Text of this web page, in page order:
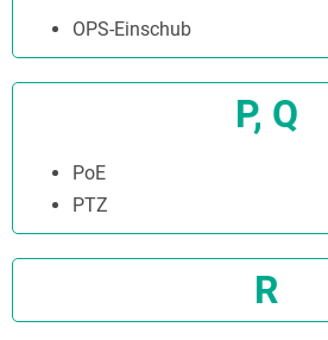
OPS-Einschub
P, Q
PoE
PTZ
R